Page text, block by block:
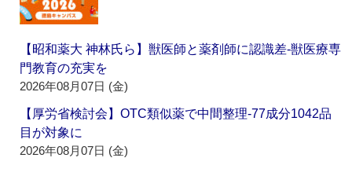
【昭和薬大 神林氏ら】獣医師と薬剤師に認識差‐獣医療専
門教育の充実を
2026年08月07日 (金)
【厚労省検討会】OTC類似薬で中間整理‐77成分1042品
目が対象に
2026年08月07日 (金)